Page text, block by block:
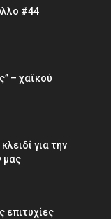
#44
– χαϊκού
για την
µας
επιτυχίες